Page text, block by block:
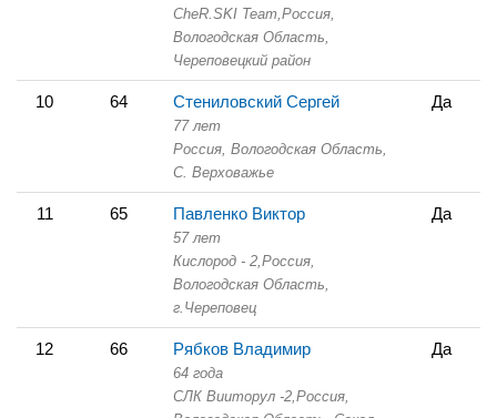
CheR.SKI Team, Россия,
Вологодская Область,
Череповецкий район
10 64 Стениловский Сергей
77 лет
Россия, Вологодская Область,
С. Верховажье
Да
11 65 Павленко Виктор
57 лет
Кислород - 2, Россия,
Вологодская Область,
г.Череповец
Да
12 66 Рябков Владимир
64 года
СЛК Вииторул -2, Россия,
Да